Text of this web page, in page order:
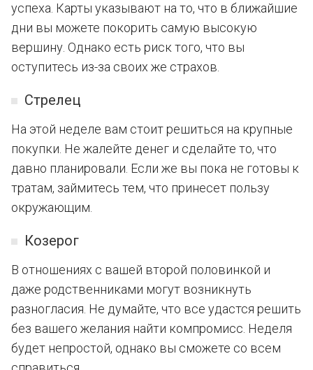
успеха. Карты указывают на то, что в ближайшие
дни вы можете покорить самую высокую
вершину. Однако есть риск того, что вы
оступитесь из-за своих же страхов.
Стрелец
На этой неделе вам стоит решиться на крупные
покупки. Не жалейте денег и сделайте то, что
давно планировали. Если же вы пока не готовы к
тратам, займитесь тем, что принесет пользу
окружающим.
Козерог
В отношениях с вашей второй половинкой и
даже родственниками могут возникнуть
разногласия. Не думайте, что все удастся решить
без вашего желания найти компромисс. Неделя
будет непростой, однако вы сможете со всем